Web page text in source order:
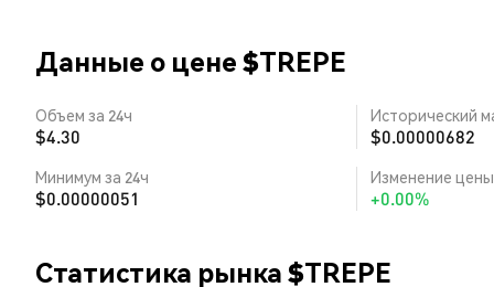
Данные о цене $TREPE
Объем за 24ч
$4.30
Исторический
$0.00000682
Минимум за 24ч
$0.00000051
Изменение цены
+0.00%
Статистика рынка $TREPE